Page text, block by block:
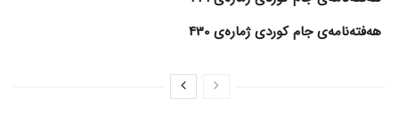
هەفتەنامەی جام کوردی ژمارەی 430